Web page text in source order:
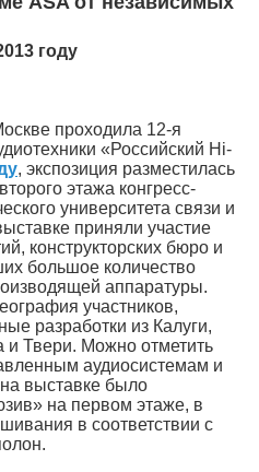
году
проходила 12-я
«Российский Hi-
, экспозиция разместилась
этажа конгресс-
университета связи и
приняли участие
конструкторских бюро и
большое количество
аппаратуры.
участников,
разработки из Калуги,
Твери. Можно отметить
аудиосистемам и
выставке было
на первом этаже, в
в соответствии с